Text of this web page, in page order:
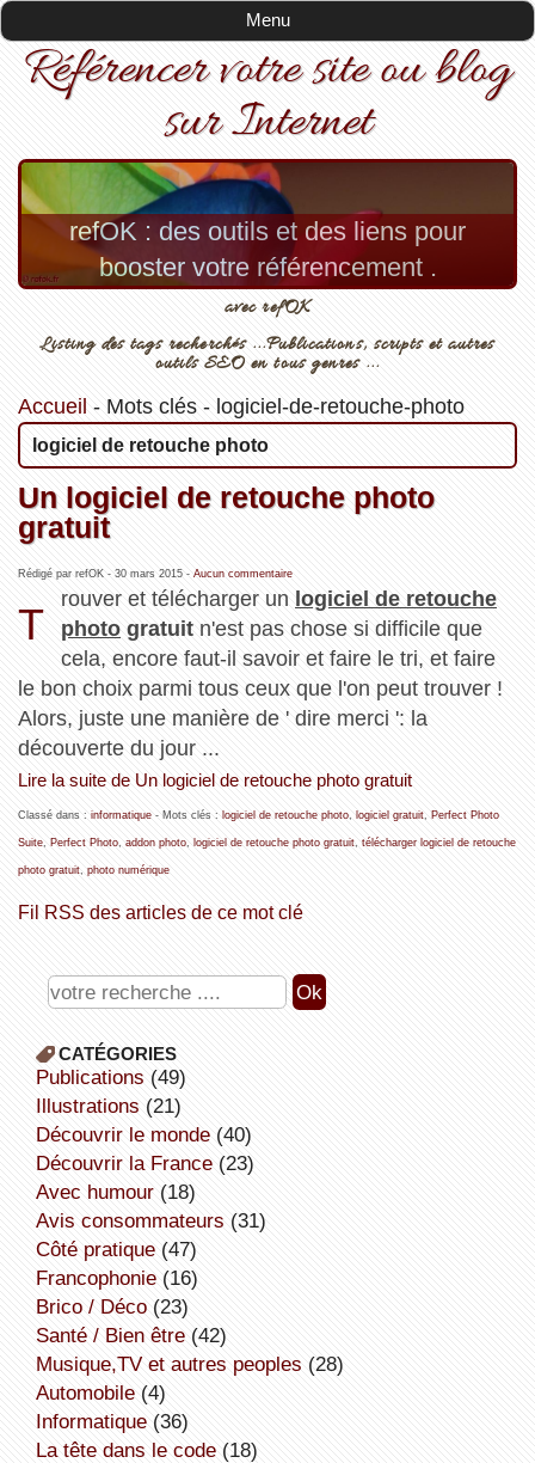
Menu
Référencer votre site ou blog
sur Internet
refOK : des outils et des liens pour
booster votre référencement .
avec refOK
Listing des tags recherchés ...Publications, scripts et autres
outils SEO en tous genres ...
Accueil - Mots clés- logiciel-de-retouche-photo
logiciel de retouche photo
Un logiciel de retouche photo
gratuit
Rédigé par refOK - 30 mars 2015- Aucun commentaire
T
rouver et télécharger un logiciel de retouche
photo gratuit n'est pas chose si difficile que
cela, encore faut-il savoir et faire le tri, et faire
le bon choix parmi tous ceux que l'on peut trouver !
Alors, juste une manière de ' dire merci ': la
découverte du jour ...
Lire la suite de Un logiciel de retouche photo gratuit
Classé dans : informatique- Mots clés : logiciel de retouche photo, logiciel gratuit, Perfect Photo
Suite, Perfect Photo, addon photo, logiciel de retouche photo gratuit, télécharger logiciel de retouche
photo gratuit, photo numérique
Fil RSS des articles de ce mot clé
CATÉGORIES
publications (49)
illustrations (21)
découvrir le monde(40)
découvrir la France(23)
avec humour(18)
avis consommateurs (31)
côté pratique(47)
Francophonie(16)
Brico / Déco(23)
Santé / Bien être(42)
Musique,TV et autres peoples (28)
Automobile(4)
informatique(36)
la tête dans le code(18)